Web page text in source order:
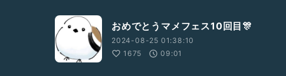
おめでとうマメフェス10回目🎊
2024-08-25 01:38:10
1675
09:01